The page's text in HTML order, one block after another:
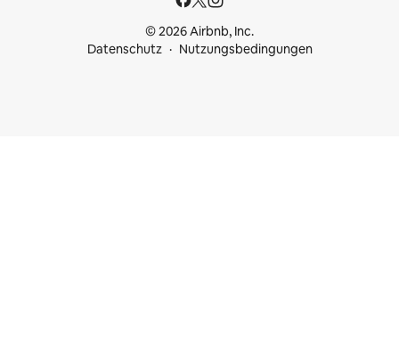
© 2026 Airbnb, Inc.
Datenschutz
Nutzungsbedingungen